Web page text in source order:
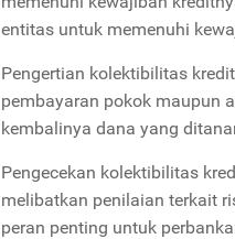
entitas untuk memenuhi
Pengertian kolektibilitas
pembayaran pokok maupun
kembalinya dana yang
Pengecekan kolektibilitas
melibatkan penilaian terkait
peran penting untuk